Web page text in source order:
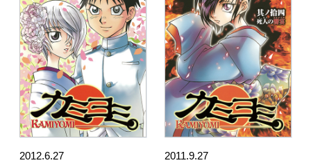
2012.6.27
2011.9.27